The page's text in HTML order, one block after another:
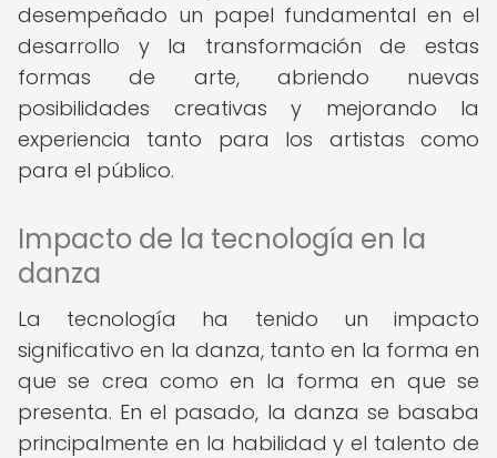
desempeñado un papel fundamental en el
desarrollo y la transformación de estas
formas de arte, abriendo nuevas
posibilidades creativas y mejorando la
experiencia tanto para los artistas como
para el público.
Impacto de la tecnología en la
danza
La tecnología ha tenido un impacto
significativo en la danza, tanto en la forma en
que se crea como en la forma en que se
presenta. En el pasado, la danza se basaba
principalmente en la habilidad y el talento de